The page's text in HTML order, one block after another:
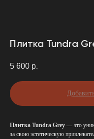
Плитка Tundra
5 600 р.
Плитка Tundra Grey — это
за свою эстетическую